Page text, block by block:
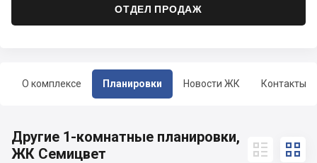
О комплексе Планировки Новости ЖК Контакты
ОТДЕЛ ПРОДАЖ
Другие 1-комнатные планировки,
ЖК Семицвет
 